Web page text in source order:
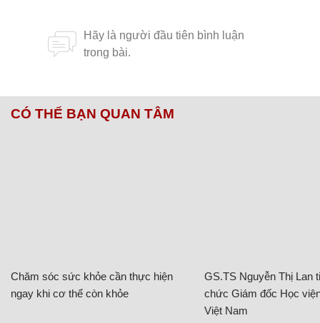
CÓ THỂ BẠN QUAN TÂM
Chăm sóc sức khỏe cần thực hiện
ngay khi cơ thể còn khỏe
GS.TS Nguyễn Thị Lan
chức Giám đốc Học
Việt Nam